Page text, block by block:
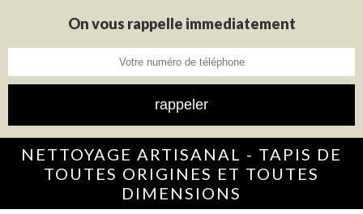
On vous rappelle immediatement
NETTOYAGE ARTISANAL - TAPIS DE
TOUTES ORIGINES ET TOUTES
DIMENSIONS